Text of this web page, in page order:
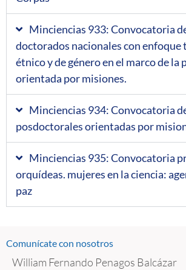
Minciencias 933: Convocatoria
doctorados nacionales con
étnico y de género en el marco de la
orientada por misiones.
Minciencias 934: Convocatoria
posdoctorales orientadas por
Minciencias 935: Convocatoria
orquídeas. mujeres en la ciencia:
paz
Comunícate con nosotros
William Fernando Penagos Balcázar